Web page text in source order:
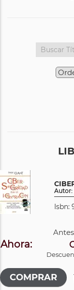
Autor:
Isbn:
Ahora: